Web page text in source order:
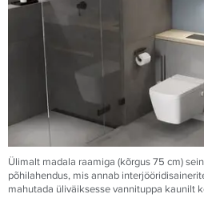
Ülimalt madala raamiga (kõrgus 75 cm)
põhilahendus, mis annab
mahutada üliväiksesse vannituppa kaunilt